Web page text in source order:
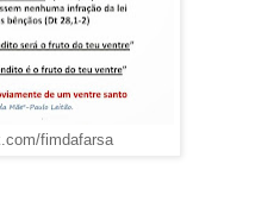
fimdafarsa